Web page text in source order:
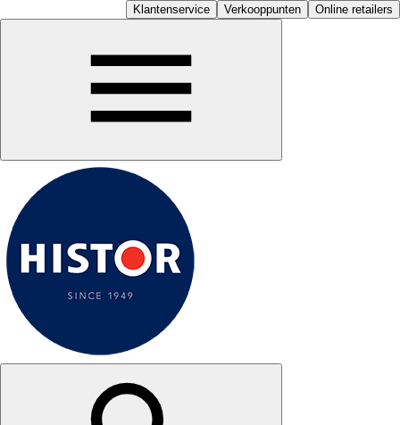
Klantenservice Verkooppunten Online retailers